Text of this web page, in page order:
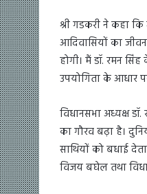
श्री गडकरी ने कहा
आदिवासियों का
होगी। मैं डॉ. रमन
उपयोगिता के आधार
विधानसभा अध्यक्ष
का गौरव बढ़ा है।
साथियों को बधाई
विजय बघेल तथा